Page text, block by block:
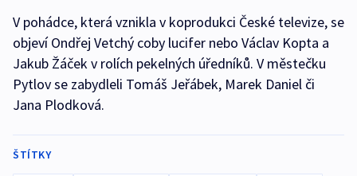
V pohádce, která vznikla v koprodukci České televize, se
objeví Ondřej Vetchý coby lucifer nebo Václav Kopta a
Jakub Žáček v rolích pekelných úředníků. V městečku
Pytlov se zabydleli Tomáš Jeřábek, Marek Daniel či
Jana Plodková.
ŠTÍTKY